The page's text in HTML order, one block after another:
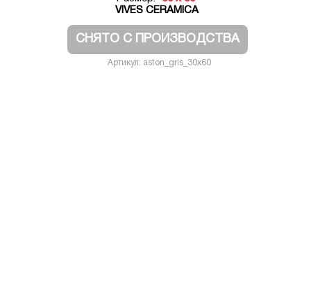
VIVES CERAMICA
СНЯТО С ПРОИЗВОДСТВА
Артикул: aston_gris_30x60